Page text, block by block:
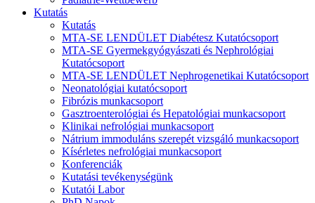
Kutatás
Kutatás
MTA-SE LENDÜLET Diabétesz Kutatócsoport
MTA-SE Gyermekgyógyászati és Nephrológiai
Kutatócsoport
MTA-SE LENDÜLET Nephrogenetikai Kutatócsoport
Neonatológiai kutatócsoport
Fibrózis munkacsoport
Gasztroenterológiai és Hepatológiai munkacsoport
Klinikai nefrológiai munkacsoport
Nátrium immoduláns szerepét vizsgáló munkacsoport
Kísérletes nefrológiai munkacsoport
Konferenciák
Kutatási tevékenységünk
Kutatói Labor